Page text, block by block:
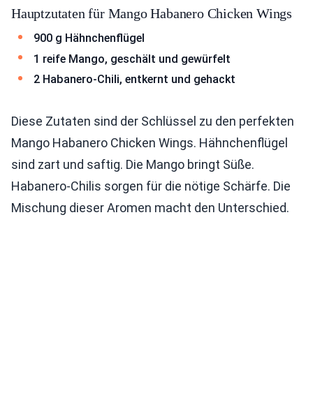
Hauptzutaten für Mango Habanero Chicken Wings
900 g Hähnchenflügel
1 reife Mango, geschält und gewürfelt
2 Habanero-Chili, entkernt und gehackt
Diese Zutaten sind der Schlüssel zu den perfekten
Mango Habanero Chicken Wings. Hähnchenflügel
sind zart und saftig. Die Mango bringt Süße.
Habanero-Chilis sorgen für die nötige Schärfe. Die
Mischung dieser Aromen macht den Unterschied.